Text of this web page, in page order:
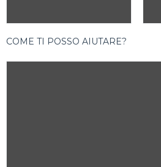
COME TI POSSO AIUTARE?